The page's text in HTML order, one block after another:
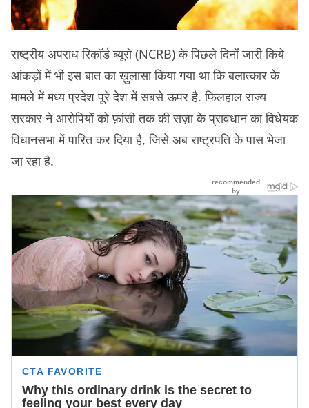
राष्ट्रीय अपराध रिकॉर्ड ब्यूरो (NCRB) के पिछले दिनों जारी किये
आंकड़ों में भी इस बात का ख़ुलासा किया गया था कि बलात्कार के
मामले में मध्य प्रदेश पूरे देश में सबसे ऊपर है. फ़िलहाल राज्य
सरकार ने आरोपियों को फ़ांसी तक की सज़ा के प्रावधान का विधेयक
विधानसभा में पारित कर दिया है, जिसे अब राष्ट्रपति के पास भेजा
जा रहा है.